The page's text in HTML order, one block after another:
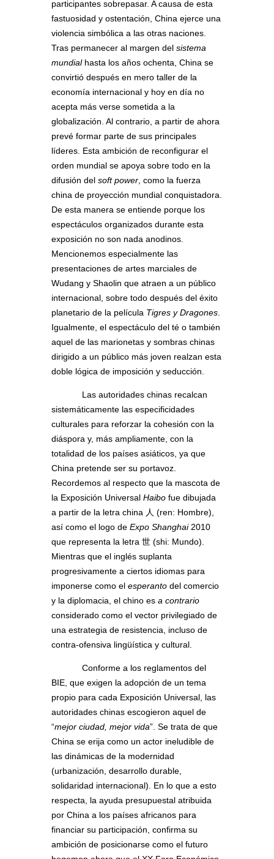
participantes sobrepasar. A causa de esta
fastuosidad y ostentación, China ejerce una
violencia simbólica a las otras naciones.
Tras permanecer al margen del sistema
mundialhasta los años ochenta, China se
convirtió después en mero taller de la
economía internacional y hoy en día no
acepta más verse sometida a la
globalización. Al contrario, a partir de ahora
prevé formar parte de sus principales
líderes. Esta ambición de reconfigurar el
orden mundial se apoya sobre todo en la
difusión del soft power , como la fuerza
china de proyección mundial conquistadora.
De esta manera se entiende porque los
espectáculos organizados durante esta
exposición no son nada anodinos.
Mencionemos especialmente las
presentaciones de artes marciales de
Wudang y Shaolin que atraen a un público
internacional, sobre todo después del éxito
planetario de la película Tigres y Dragones
Igualmente, el espectáculo del té o también
aquel de las marionetas y sombras chinas
dirigido a un público más joven realzan esta
doble lógica de imposición y seducción.
Las autoridades chinas recalcan
sistemáticamente las especificidades
culturales para reforzar la cohesión con la
diáspora y, más ampliamente, con la
totalidad de los países asiáticos, ya que
China pretende ser su portavoz.
Recordemos al respecto que la mascota de
la Exposición Universal Haibo fue dibujada
a partir de la letra china 人 (ren: Hombre),
así como el logo de Expo Shanghai2010
que representa la letra 世 (shi: Mundo).
Mientras que el inglés suplanta
progresivamente a ciertos idiomas para
imponerse como el esperanto del comercio
y la diplomacia, el chino es a contrario
considerado como el vector privilegiado de
una estrategia de resistencia, incluso de
contra-ofensiva lingüística y cultural.
Conforme a los reglamentos del
BIE, que exigen la adopción de un tema
propio para cada Exposición Universal, las
autoridades chinas escogieron aquel de
“mejor ciudad, mejor vida”. Se trata de que
China se erija como un actor ineludible de
las dinámicas de la modernidad
(urbanización, desarrollo durable,
solidaridad internacional). En lo que a esto
respecta, la ayuda presupuestal atribuida
por China a los países africanos para
financiar su participación, confirma su
ambición de posicionarse como el futuro